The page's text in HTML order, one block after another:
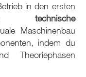
in den ersten
technische
Maschinenbau
indem du
Theoriephasen